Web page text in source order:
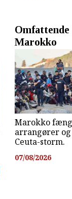
Marokko
Marokko
arrangører
Ceuta-storm.
07/08/2026